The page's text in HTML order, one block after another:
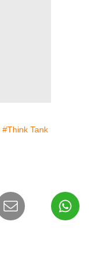
#Think Tank